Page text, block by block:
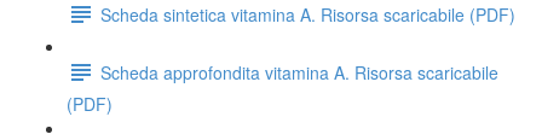
Scheda sintetica vitamina A. Risorsa scaricabile (PDF)
Scheda approfondita vitamina A. Risorsa scaricabile
(PDF)